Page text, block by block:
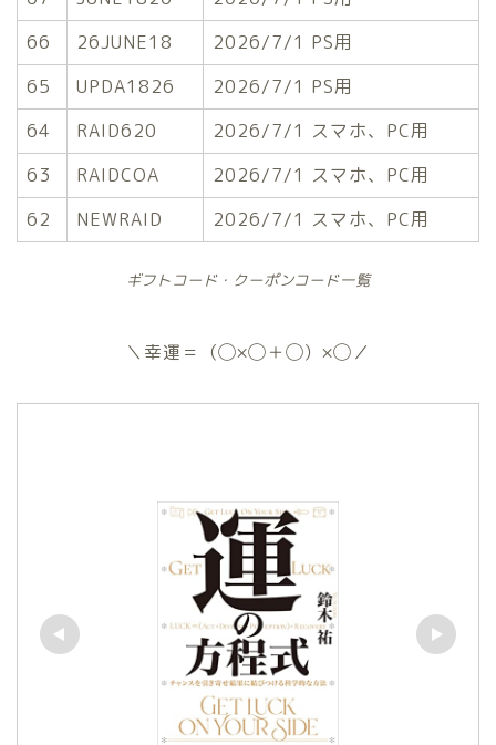
66
26JUNE18
2026/7/1 PS用
65
UPDA1826
2026/7/1 PS用
64
RAID620
2026/7/1 スマホ、PC用
63
RAIDCOA
2026/7/1 スマホ、PC用
62
NEWRAID 2026/7/1 スマホ、PC用
ギフトコード・クーポンコード一覧
＼幸運＝（◯×◯＋◯）×◯／